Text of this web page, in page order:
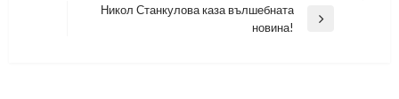
Никол Станкулова каза вълшебната
новина!